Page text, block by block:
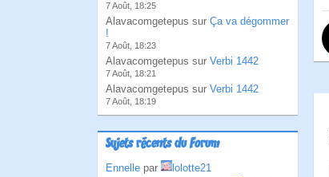
7 Août, 18:25
Alavacomgetepus sur Ça va dégommer
!
7 Août, 18:23
Alavacomgetepus sur Verbi 1442
7 Août, 18:21
Alavacomgetepus sur Verbi 1442
7 Août, 18:19
Sujets récents du Forum
Ennelle par
lolotte21